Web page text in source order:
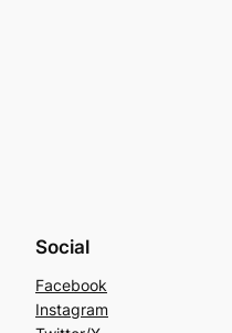
Social
Facebook
Instagram